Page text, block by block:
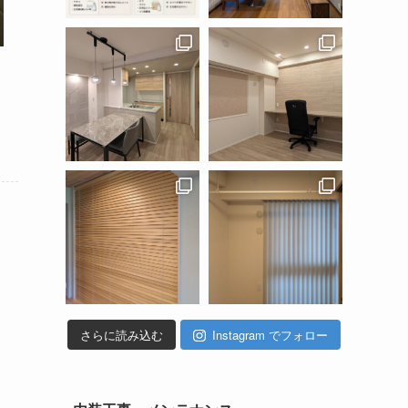
さらに読み込む Instagram でフォロー